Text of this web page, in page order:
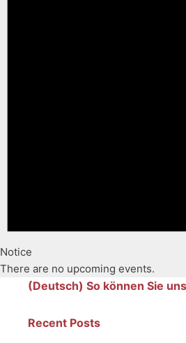
Notice
There are no upcoming events.
(Deutsch) So können Sie
Recent Posts